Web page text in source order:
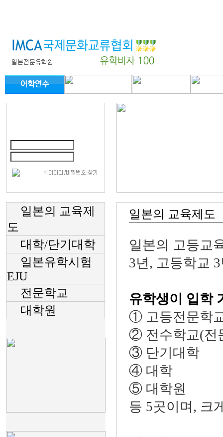
일본의 교육제
도
대 학/단기대학
일본유학시험
EJU
전문학교
대학원
일본의 교육제도
일본의 고등교
3년, 고등학교
유학생이 입학
① 고등전문학
② 전수학교(전
③ 단기대학
④ 대학
⑤ 대학원
등 5곳이며, 크